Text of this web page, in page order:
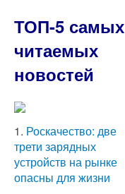
ТОП-5 самых
читаемых
новостей
1. Роскачество: две
трети зарядных
устройств на рынке
опасны для жизни